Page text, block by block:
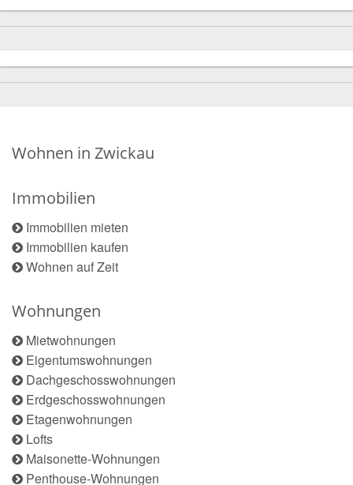
Wohnen in Zwickau
Immobilien
Immobilien mieten
Immobilien kaufen
Wohnen auf Zeit
Wohnungen
Mietwohnungen
Eigentumswohnungen
Dachgeschosswohnungen
Erdgeschosswohnungen
Etagenwohnungen
Lofts
Maisonette-Wohnungen
Penthouse-Wohnungen